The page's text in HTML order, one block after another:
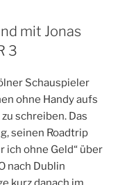
mit Jonas
3
Schauspieler
ohne Handy aufs
schreiben. Das
seinen Roadtrip
ich ohne Geld“ über
nach Dublin